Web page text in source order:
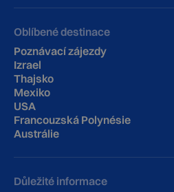
Oblíbené destinace
Poznávací zájezdy
Izrael
Thajsko
Mexiko
USA
Francouzská Polynésie
Austrálie
Důležité informace